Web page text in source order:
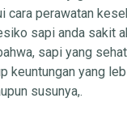
cara perawatan
sapi anda sakit
sapi yang
keuntungan yang
susunya,.